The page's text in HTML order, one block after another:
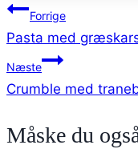
Forrige
Pasta med
Næste
Crumble med
Måske du